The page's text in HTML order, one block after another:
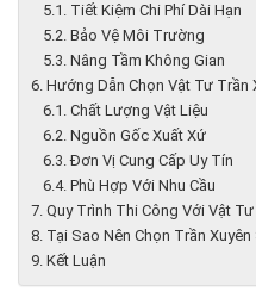
5.1. Tiết Kiệm Chi Phí Dài Hạn
5.2. Bảo Vệ Môi Trường
5.3. Nâng Tầm Không Gian
6. Hướng Dẫn Chọn Vật Tư Trần
6.1. Chất Lượng Vật Liệu
6.2. Nguồn Gốc Xuất Xứ
6.3. Đơn Vị Cung Cấp Uy Tín
6.4. Phù Hợp Với Nhu Cầu
7. Quy Trình Thi Công Với Vật
8. Tại Sao Nên Chọn Trần
9. Kết Luận